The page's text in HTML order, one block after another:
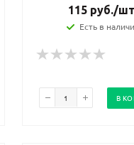
115руб./
Есть в
В